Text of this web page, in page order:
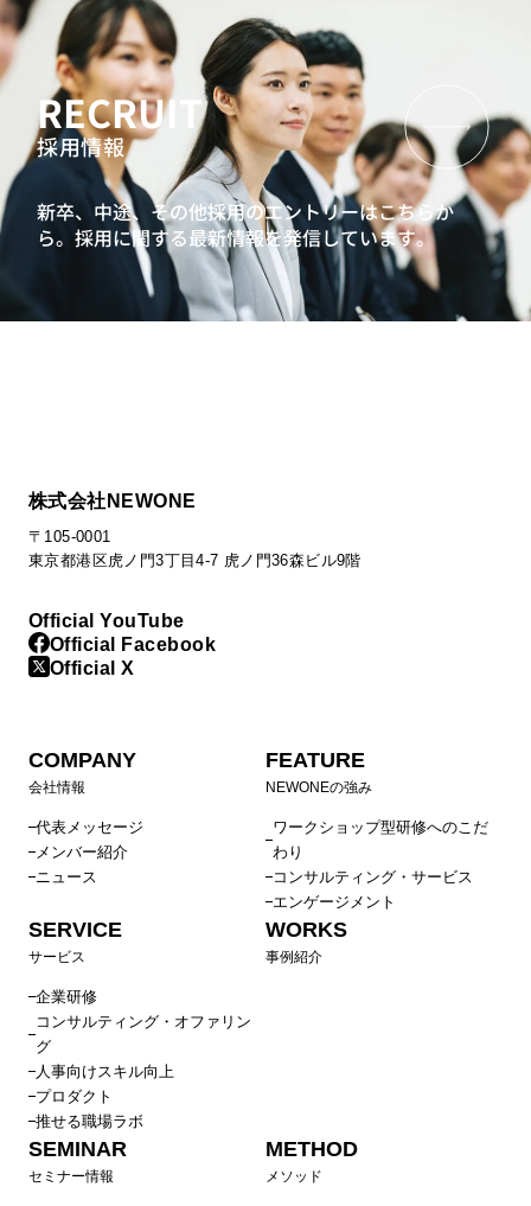
RECRUIT
採用情報
新卒、中途、その他採用のエントリーはこちらか
ら。採用に関する最新情報を発信しています。
株式会社NEWONE
〒105-0001
東京都港区虎ノ門3丁目4-7 虎ノ門36森ビル9階
Official YouTube
Official Facebook
Official X
COMPANY
会社情報
代表メッセージ
メンバー紹介
ニュース
FEATURE
NEWONEの強み
ワークショップ型研修へのこだ
わり
コンサルティング・サービス
エンゲージメント
SERVICE
サービス
企業研修
コンサルティング・オファリン
グ
人事向けスキル向上
プロダクト
推せる職場ラボ
WORKS
事例紹介
SEMINAR
セミナー情報
METHOD
メソッド